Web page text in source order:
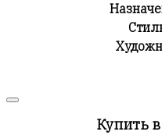
Купить